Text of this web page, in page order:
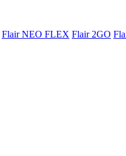
Flair NEO FLEX Flair 2GO